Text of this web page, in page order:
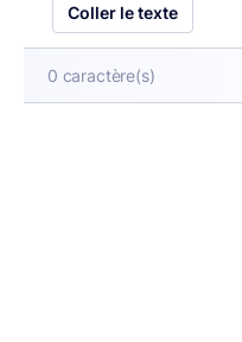
Coller le texte
0 caractère(s)